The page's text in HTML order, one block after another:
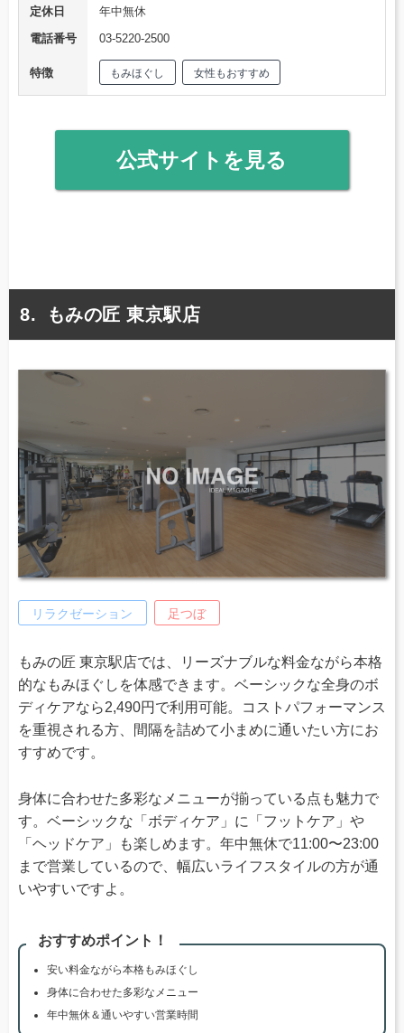
定休日
年中無休
電話番号
03-5220-2500
特徴 もみほぐし 女性もおすすめ
公式サイトを見る
もみの匠 東京駅店
リラクゼーション 足つぼ
もみの匠 東京駅店では、リーズナブルな料金ながら本格
的なもみほぐしを体感できます。ベーシックな全身のボ
ディケアなら2,490円で利用可能。コストパフォーマンス
を重視される方、間隔を詰めて小まめに通いたい方にお
すすめです。
身体に合わせた多彩なメニューが揃っている点も魅力で
す。ベーシックな「ボディケア」に「フットケア」や
「ヘッドケア」も楽しめます。年中無休で11:00〜23:00
まで営業しているので、幅広いライフスタイルの方が通
いやすいですよ。
おすすめポイント！
安い料金ながら本格もみほぐし
身体に合わせた多彩なメニュー
年中無休＆通いやすい営業時間